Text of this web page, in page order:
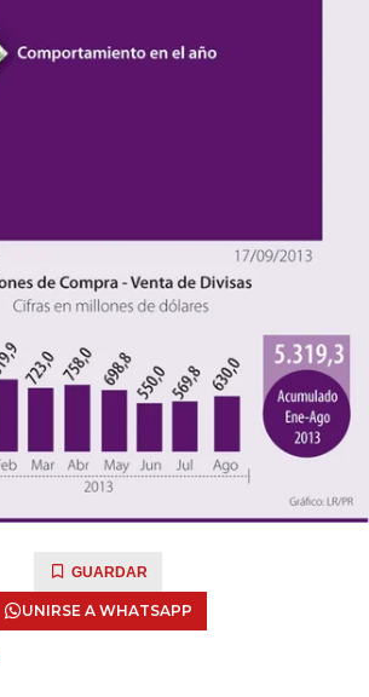
GUARDAR
UNIRSE A WHATSAPP